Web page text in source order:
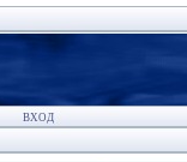
ВХОД